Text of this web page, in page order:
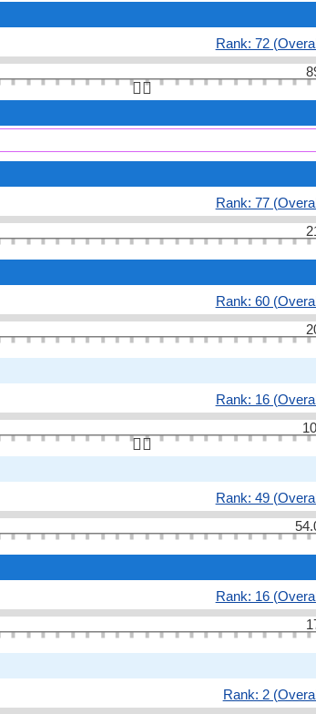
Rank: 72
👆🏻
Rank: 77
Rank: 60
Rank: 16
👆🏻
Rank: 49
Rank: 16
Rank: 2